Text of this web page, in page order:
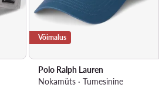
Võimalus
Polo Ralph Lauren
Nokamüts · Tumesinine